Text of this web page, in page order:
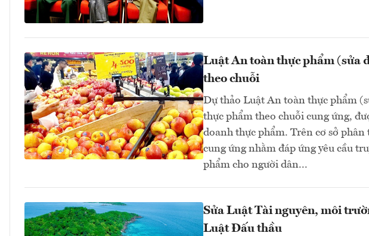
Luật An toàn thực phẩm (sửa
theo chuỗi
Dự thảo Luật An toàn thực phẩm
thực phẩm theo chuỗi cung ứng,
doanh thực phẩm. Trên cơ sở
cung ứng nhằm đáp ứng yêu cầu
phẩm cho người dân...
Sửa Luật Tài nguyên, môi
Luật Đấu thầu